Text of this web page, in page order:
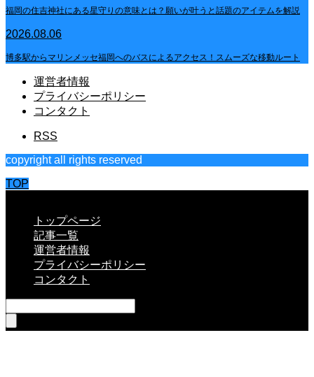
福岡の住吉神社にある星守りの意味とは？願いが叶うと話題のアイテムを解説
2026.08.06
博多駅からマリンメッセ福岡へのバスによるアクセス！スムーズな移動ルート
運営者情報
プライバシーポリシー
コンタクト
RSS
copyright all rights reserved
TOP
トップページ
記事一覧
運営者情報
プライバシーポリシー
コンタクト